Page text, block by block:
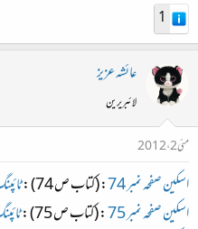
1
عائشہ عزیز
لائبریرین
مئی 2، 2012
اسکین صفحہ نمبر 74 : (کتاب ص 74) :
اسکین صفحہ نمبر 75
: (کتاب ص 75) :